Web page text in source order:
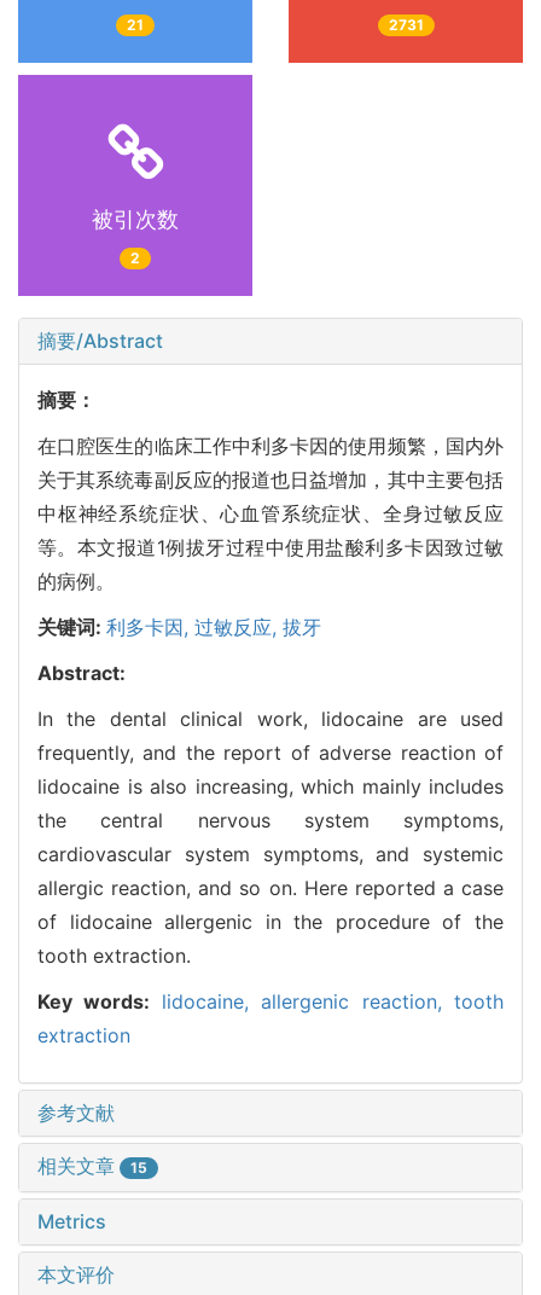
21 2731
被引次数
2
摘要/Abstract
摘要：
在口腔医生的临床工作中利多卡因的使用频繁，国内外
关于其系统毒副反应的报道也日益增加，其中主要包括
中枢神经系统症状、心血管系统症状、全身过敏反应
等。本文报道1例拔牙过程中使用盐酸利多卡因致过敏
的病例。
关键词: 利多卡因, 过敏反应, 拔牙
Abstract:
In the dental clinical work, lidocaine are used
frequently, and the report of adverse reaction of
lidocaine is also increasing, which mainly includes
the central nervous system symptoms,
cardiovascular system symptoms, and systemic
allergic reaction, and so on. Here reported a case
of lidocaine allergenic in the procedure of the
tooth extraction.
Key words: lidocaine,allergenic reaction,tooth
extraction
参考文献
相关文章 15
Metrics
本文评价